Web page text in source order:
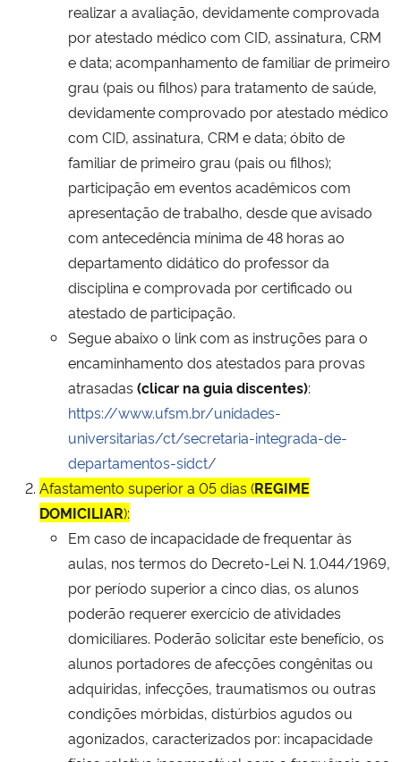
Secretaria de Governo
Gabinete de Segurança Institucional
Advocacia-Geral da União
Banco Central do Brasil
realizar a avaliação, devidamente comprovada
por atestado médico com CID, assinatura, CRM
e data; acompanhamento de familiar de primeiro
grau (pais ou filhos) para tratamento de saúde,
devidamente comprovado por atestado médico
com CID, assinatura, CRM e data; óbito de
familiar de primeiro grau (pais ou filhos);
participação em eventos acadêmicos com
apresentação de trabalho, desde que avisado
com antecedência mínima de 48 horas ao
departamento didático do professor da
disciplina e comprovada por certificado ou
atestado de participação.
Segue abaixo o link com as instruções para o
encaminhamento dos atestados para provas
atrasadas (clicar na guia discentes):
https://www.ufsm.br/unidades-
universitarias/ct/secretaria-integrada-de-
departamentos-sidct/
Afastamento superior a 05 dias (REGIME
DOMICILIAR):
Em caso de incapacidade de frequentar às
aulas, nos termos do Decreto-Lei N. 1.044/1969,
por período superior a cinco dias, os alunos
poderão requerer exercício de atividades
domiciliares. Poderão solicitar este benefício, os
alunos portadores de afecções congênitas ou
adquiridas, infecções, traumatismos ou outras
condições mórbidas, distúrbios agudos ou
agonizados, caracterizados por: incapacidade